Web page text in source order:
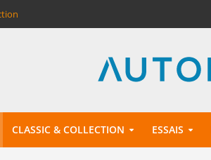
CLASSIC & COLLECTION ESSAIS